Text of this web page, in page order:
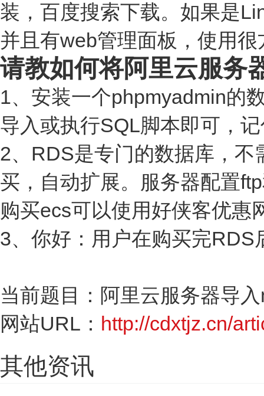
装，百度搜索下载。如果是
并且有web管理面板，使用很
请教如何将阿里云服务
1、安装一个phpmyadmin的
导入或执行SQL脚本即可，
2、RDS是专门的数据库，
买，自动扩展。服务器配置
购买ecs可以使用好侠客优惠
3、你好：用户在购买完
当前题目：阿里云服务器导
网站URL： http://cdxtjz.cn/
其他资讯